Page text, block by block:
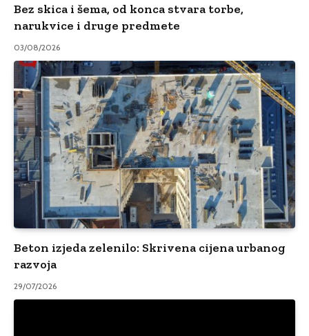
Bez skica i šema, od konca stvara torbe,
narukvice i druge predmete
03/08/2026
Beton izjeda zelenilo: Skrivena cijena urbanog
razvoja
29/07/2026